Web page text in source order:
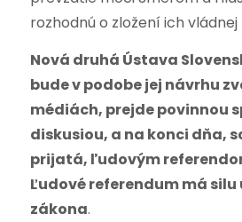
rozhodnú o zložení ich vládnej
Nová druhá Ústava
bude v podobe jej návrhu
médiách, prejde povinnou
diskusiou, a na konci dňa,
prijatá, ľudovým
Ľudové referendum má
zákona.